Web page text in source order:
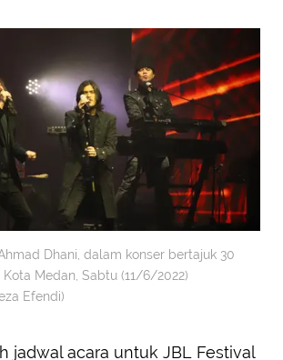
Dhani, dalam konser bertajuk 30
Medan, Sabtu (11/6/2022)
Efendi)
jadwal acara untuk JBL Festival